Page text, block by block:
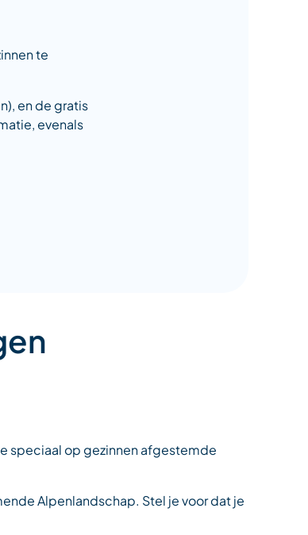
te
en de gratis
evenals
speciaal op gezinnen afgestemde
Alpenlandschap. Stel je voor dat je